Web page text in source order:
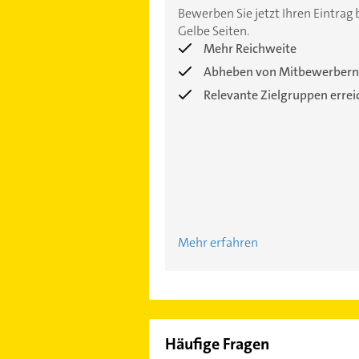
Bewerben Sie jetzt Ihren Eintrag
Gelbe Seiten.
Mehr Reichweite
Abheben von Mitbewerbern
Relevante Zielgruppen
Mehr erfahren
Häufige Fragen